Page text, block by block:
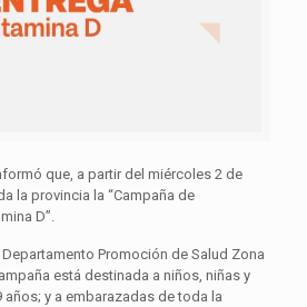
que, a partir del miércoles 2 de
la provincia la “Campaña de
D”.
Promoción de Salud Zona
está destinada a niños, niñas y
años; y a embarazadas de toda la